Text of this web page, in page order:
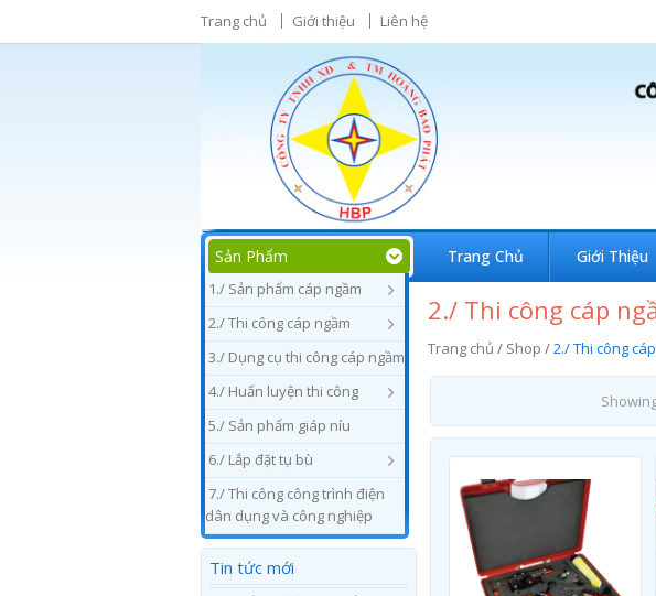
Trang chủ Giới thiệu Liên hệ
Sản Phẩm
1./ Sản phẩm cáp ngầm
2./ Thi công cáp ngầm
3./ Dụng cụ thi công cáp ngầm
4./ Huấn luyện thi công
5./ Sản phẩm giáp níu
6./ Lắp đặt tụ bù
7./ Thi công công trình điện
dân dụng và công nghiệp
Trang Chủ Giới Thiệu
2./ Thi công cáp
Trang chủ / Shop /2./ Thi công
Tin tức mới